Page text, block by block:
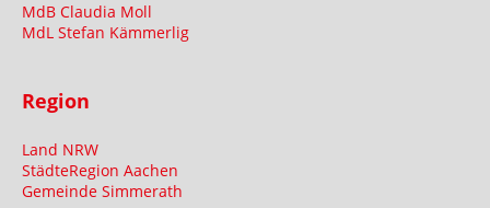
MdB Claudia Moll
MdL Stefan Kämmerlig
Region
Land NRW
StädteRegion Aachen
Gemeinde Simmerath